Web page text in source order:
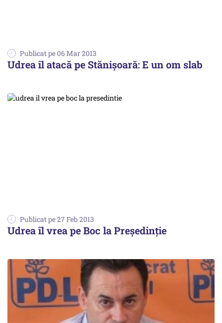
Publicat pe 06 Mar 2013
Udrea îl atacă pe Stănișoară: E un om slab
Publicat pe 27 Feb 2013
Udrea îl vrea pe Boc la Președinție